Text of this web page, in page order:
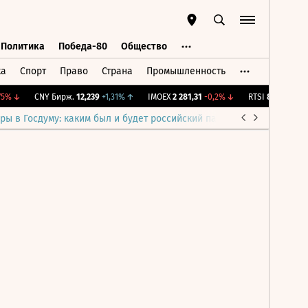
Политика Победа-80 Общество
Спорт Право Страна Промышленность
↓ CNY Бирж. 12,239 +1,31%↑ IMOEX 2 281,31 -0,2%↓ RTSI 874,64
в Госдуму: каким был и будет российский парламент